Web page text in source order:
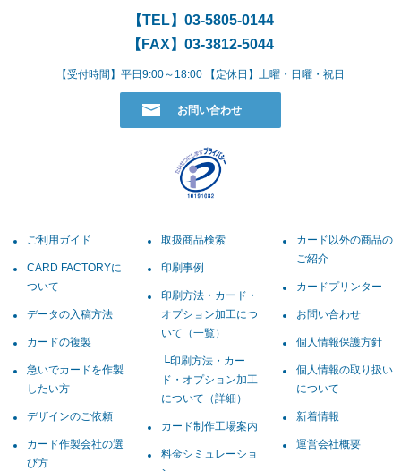
【TEL】 03-5805-0144
【FAX】03-3812-5044
【受付時間】平日9:00～18:00 【定休日】土曜・日曜・祝日
お問い合わせ
ご利用ガイド
CARD FACTORYに
ついて
データの入稿方法
カードの複製
急いでカードを作製
したい方
デザインのご依頼
カード作製会社の選
び方
取扱商品検索
印刷事例
印刷方法・カード・
オプション加工につ
いて（一覧）
印刷方法・カー
ド・オプション加工
について（詳細）
カード制作工場案内
料金シミュレーショ
カード以外の商品の
ご紹介
カードプリンター
お問い合わせ
個人情報保護方針
個人情報の取り扱い
について
新着情報
運営会社概要